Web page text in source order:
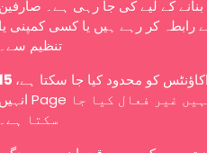
کے لیے کی جا رہی ہے۔ صارفین
کر رہے ہیں یا کسی کمپنی یا
تنظیم سے۔
کو محدود کیا جا سکتا ہے،
انہیں Page میں تبدیل کرنے کے لیے کہا جا سکتا ہے یا انہیں غیر فعال کیا جا
سکتا ہے۔